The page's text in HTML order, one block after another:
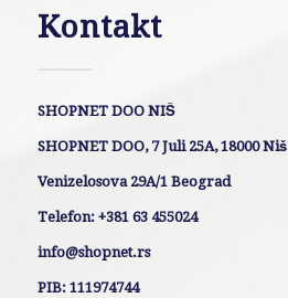
Kontakt
SHOPNET DOO NIŠ
SHOPNET DOO, 7 Juli 25A, 18000 Niš
Venizelosova 29A/1 Beograd
Telefon: +381 63 455024
info@shopnet.rs
PIB: 111974744